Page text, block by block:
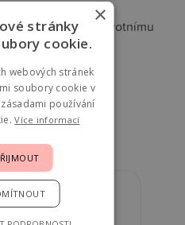
k dítěti i životnímu
×
stránky
cookie.
webových stránek
soubory cookie v
používání
Více informací